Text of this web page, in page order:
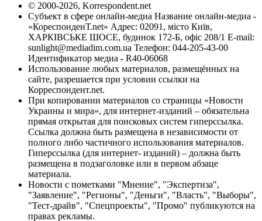
© 2000-2026, Korrespondent.net
Субъект в сфере онлайн-медиа Название онлайн-медиа -
«КореспонденТ.net» Адрес: 02091, місто Київ,
ХАРКІВСЬКЕ ШОСЕ, будинок 172-Б, офіс 208/1 E-mail:
sunlight@mediadim.com.ua Телефон: 044-205-43-00
Идентификатор медиа - R40-06068
Использование любых материалов, размещённых на
сайте, разрешается при условии ссылки на
Корреспондент.net.
При копировании материалов со страницы «Новости
Украины и мира», для интернет-изданий – обязательна
прямая открытая для поисковых систем гиперссылка.
Ссылка должна быть размещена в независимости от
полного либо частичного использования материалов.
Гиперссылка (для интернет- изданий) – должна быть
размещена в подзаголовке или в первом абзаце
материала.
Новости с пометками "Мнение", "Экспертиза",
"Заявление", "Регионы", "Деньги", "Власть", "Выборы",
"Тест-драйв", "Спецпроекты", "Промо" публикуются на
правах рекламы.